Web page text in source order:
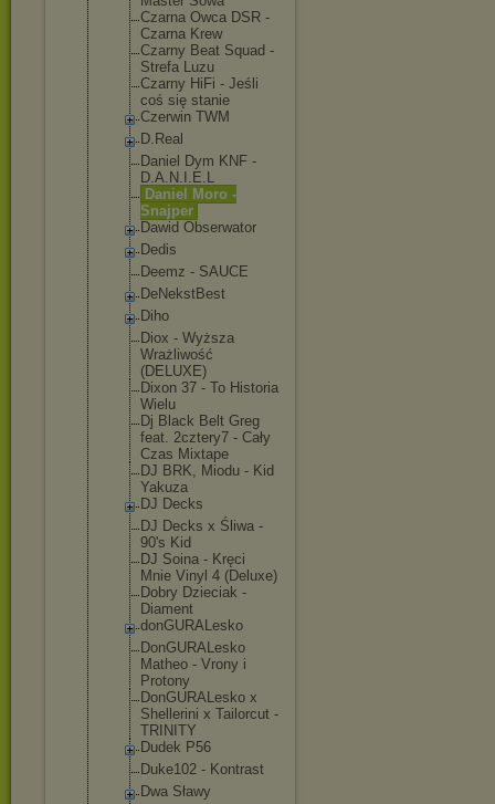
Czarna Owca DSR -
Czarna Krew
Czarny Beat Squad -
Strefa Luzu
Czarny HiFi - Jeśli
coś się stanie
Czerwin TWM
D.Real
Daniel Dym KNF -
D.A.N.I.E.L
Daniel Moro -
Snajper
Dawid Obserwator
Dedis
Deemz - SAUCE
DeNekstBest
Diho
Diox - Wyższa
Wrażliwość
(DELUXE)
Dixon 37 - To Historia
Wielu
Dj Black Belt Greg
feat. 2cztery7 - Cały
Czas Mixtape
DJ BRK, Miodu - Kid
Yakuza
DJ Decks
DJ Decks x Śliwa -
90's Kid
DJ Soina - Kręci
Mnie Vinyl 4 (Deluxe)
Dobry Dzieciak -
Diament
donGURALesko
DonGURALesko
Matheo - Vrony i
Protony
DonGURALesko x
Shellerini x Tailorcut -
TRINITY
Dudek P56
Duke102 - Kontrast
Dwa Sławy